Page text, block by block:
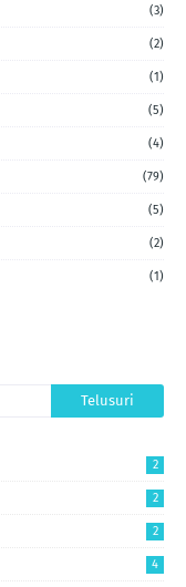
(3)
(2)
(1)
(5)
(4)
(79)
(5)
(2)
(1)
2
2
2
4